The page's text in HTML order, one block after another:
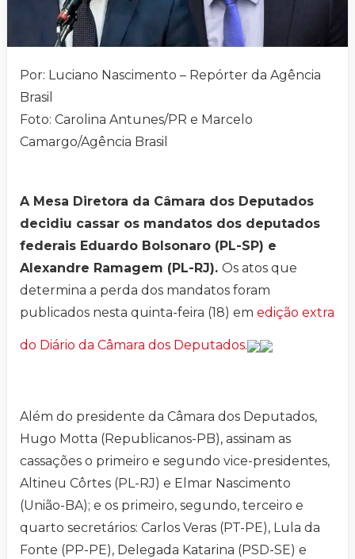
Por: Luciano Nascimento – Repórter da Agência
Brasil
Foto: Carolina Antunes/PR e Marcelo
Camargo/Agência Brasil
A Mesa Diretora da Câmara dos Deputados
decidiu cassar os mandatos dos deputados
federais Eduardo Bolsonaro (PL-SP) e
Alexandre Ramagem (PL-RJ). Os atos que
determina a perda dos mandatos foram
publicados nesta quinta-feira (18) em edição extra
do Diário da Câmara dos Deputados.
Além do presidente da Câmara dos Deputados,
Hugo Motta (Republicanos-PB), assinam as
cassações o primeiro e segundo vice-presidentes,
Altineu Côrtes (PL-RJ) e Elmar Nascimento
(União-BA); e os primeiro, segundo, terceiro e
quarto secretários: Carlos Veras (PT-PE), Lula da
Fonte (PP-PE), Delegada Katarina (PSD-SE) e